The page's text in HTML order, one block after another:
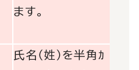
ます。
氏名（姓）を半角ｶ